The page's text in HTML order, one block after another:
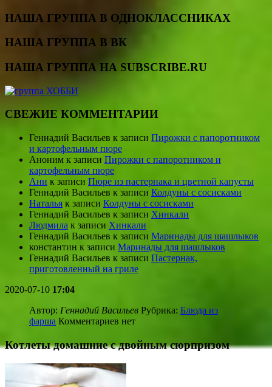
НАША ГРУППА В ОДНОКЛАССНИКАХ
НАША ГРУППА В ВК
НАША ГРУППА НА SUBSCRIBE.RU
СВЕЖИЕ КОММЕНТАРИИ
Геннадий Васильев к записи Пирожки с папоротником
и картофельным пюре
Аноним к записи Пирожки с папоротником и
картофельным пюре
Ани к записи Пюре из пастернака и цветной капусты
Геннадий Васильев к записи Колдуны с сосисками
Наталья к записи Колдуны с сосисками
Геннадий Васильев к записи Хинкали
Людмила к записи Хинкали
Геннадий Васильев к записи Маринады для шашлыков
константин к записи Маринады для шашлыков
Геннадий Васильев к записи Пастернак,
приготовленный на гриле
2020-07-10 17:04
Автор: Геннадий Васильев Рубрика: Блюда из
фарша Комментариев нет
Котлеты домашние с двойным сюрпризом